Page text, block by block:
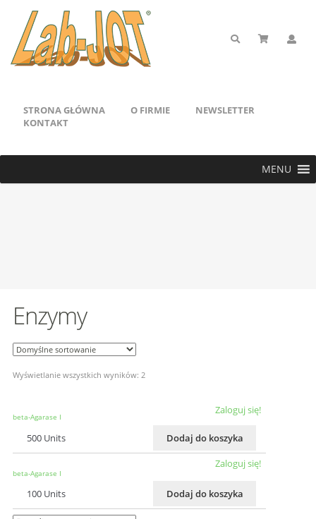
STRONA GŁÓWNA O FIRMIE
NEWSLETTER
KONTAKT
MENU
Enzymy
Wyświetlanie wszystkich wyników: 2
beta-Agarase I
500 Units
Zaloguj się!
Dodaj do koszyka
beta-Agarase I
100 Units
Zaloguj się!
Dodaj do koszyka